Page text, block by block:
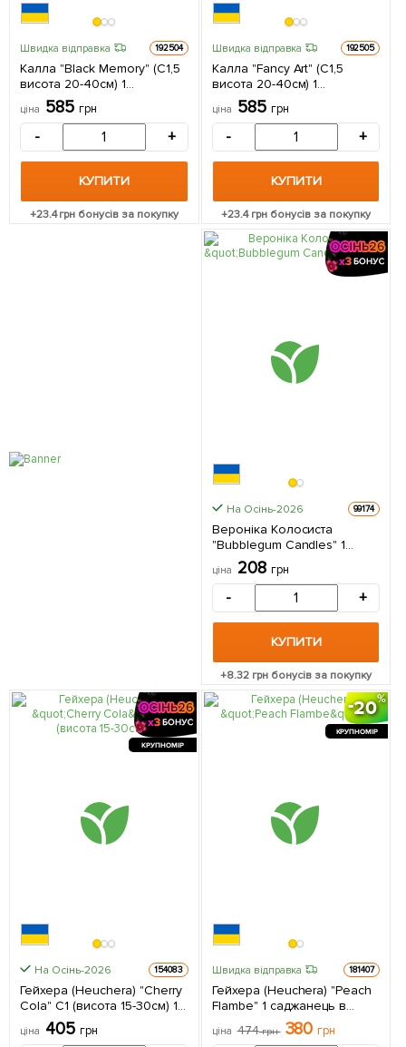
Швидка відправка 192504
Калла "Black Memory" (С1,5
висота 20-40см) 1
саджанець в упаковці
ціна 585 грн
- +
КУПИТИ
+23.4грн бонусів за покупку
Швидка відправка 192505
Калла "Fancy Art" (С1,5
висота 20-40см) 1
саджанець в упаковці
ціна 585 грн
- +
КУПИТИ
+23.4грн бонусів за покупку
На Осінь-2026 99174
Вероніка Колосиста
"Bubblegum Candles" 1
саджанець в упаковці
ціна 208 грн
- +
КУПИТИ
+8.32 грн бонусів за покупку
КРУПНОМІР
На Осінь-2026 154083
Гейхера (Heuchera) "Cherry
Cola" С1 (висота 15-30см) 1
саджанець в упаковці
ціна 405 грн
20
КРУПНОМІР
Швидка відправка 181407
Гейхера (Heuchera) "Peach
Flambe" 1 саджанець в
ціна 474грн 380 грн